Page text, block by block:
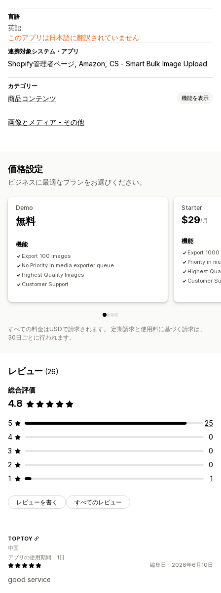
言語
英語
このアプリは日本語に翻訳されていません
連携対象システム・アプリ
Shopify管理者ページ Amazon CS ‑ Smart Bulk Image Upload
カテゴリー
商品コンテンツ 機能を表示
コンテンツタイプ
インポートとエクスポート
画像とメディア - その他
価格設定
ビジネスに最適なプランをお選びください。
Demo
無料
機能
Export 100 Images
No Priority in media exporter queue
Highest Quality Images
Customer Support
Starter
$29/月
機能
Export
Priority in
Highest
Customer
すべての料金はUSDで請求されます。 定期請求と使用料に基づく請求は、
30日ごとに行われます。
レビュー (26)
総合評価
4.8
5
25
4
0
3
0
2
0
1
1
レビューを書く すべてのレビュー
編集日：2026年6月10日
good service
TOPTOY
中国
アプリの使用期間：1日